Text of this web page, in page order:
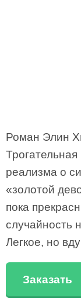
Роман Элин
Трогательная
реализма о
«золотой
пока
случайность
Легкое, но
Заказать